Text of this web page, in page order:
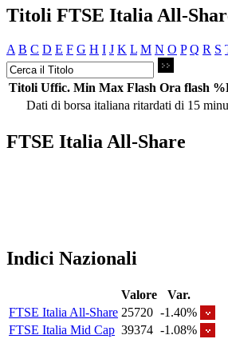
Titoli FTSE Italia All-
A B C D E F G H I J K L M N O P Q R S
Titoli Uffic. Min Max Flash Ora flash
Dati di borsa italiana ritardati di 15
FTSE Italia All-Share
Indici Nazionali
Valore
Var.
FTSE Italia All-Share 25720 -1.40%
FTSE Italia Mid Cap 39374 -1.08%